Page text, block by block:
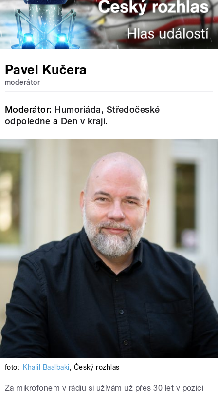
Pavel Kučera
moderátor
Moderátor: Humoriáda, Středočeské
odpoledne a Den v kraji.
foto: Khalil Baalbaki, Český rozhlas
Za mikrofonem v rádiu si užívám už přes 30 let v pozici